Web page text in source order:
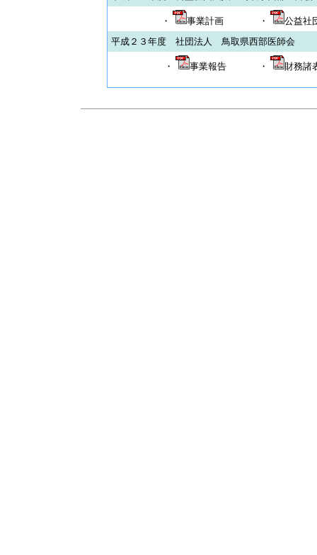
・ 事業計画 ・
公益社
平成２３年度 社団法人 鳥取県西部医師会
・ 事業報告 ・ 財務諸